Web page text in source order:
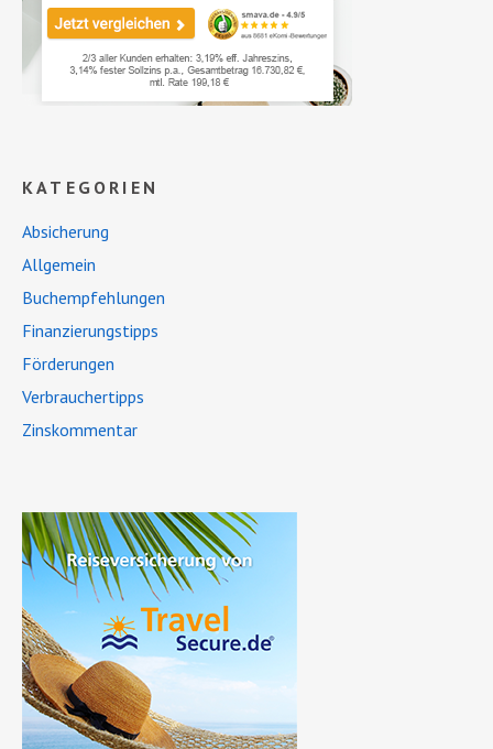
KATEGORIEN
Absicherung
Allgemein
Buchempfehlungen
Finanzierungstipps
Förderungen
Verbrauchertipps
Zinskommentar